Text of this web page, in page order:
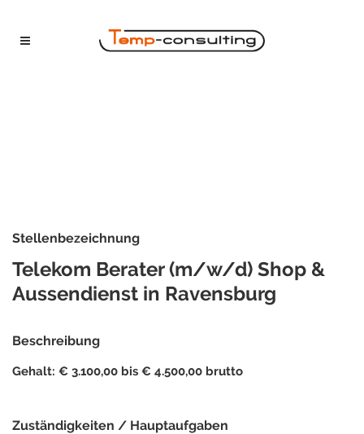
Stellenbezeichnung
Telekom Berater (m/w/d) Shop &
Aussendienst in Ravensburg
Beschreibung
Gehalt: € 3.100,00 bis € 4.500,00 brutto
Zuständigkeiten / Hauptaufgaben